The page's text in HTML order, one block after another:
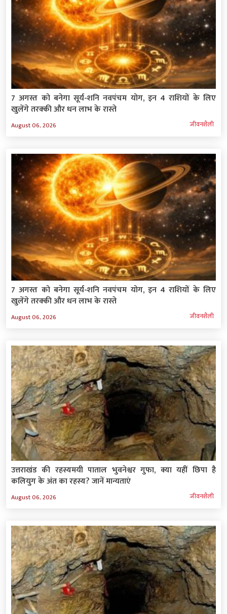
7 अगस्त को बनेगा सूर्य-शनि नवपंचम योग, इन 4 राशियों के लिए
खुलेंगे तरक्की और धन लाभ के रास्‍ते
August 06, 2026 जीवनशैली
7 अगस्त को बनेगा सूर्य-शनि नवपंचम योग, इन 4 राशियों के लिए
खुलेंगे तरक्की और धन लाभ के रास्‍ते
August 06, 2026 जीवनशैली
उत्तराखंड की रहस्यमयी पाताल भुवनेश्वर गुफा, क्या यहीं छिपा है
कलियुग के अंत का रहस्य? जानें मान्यताएं
August 06, 2026 जीवनशैली